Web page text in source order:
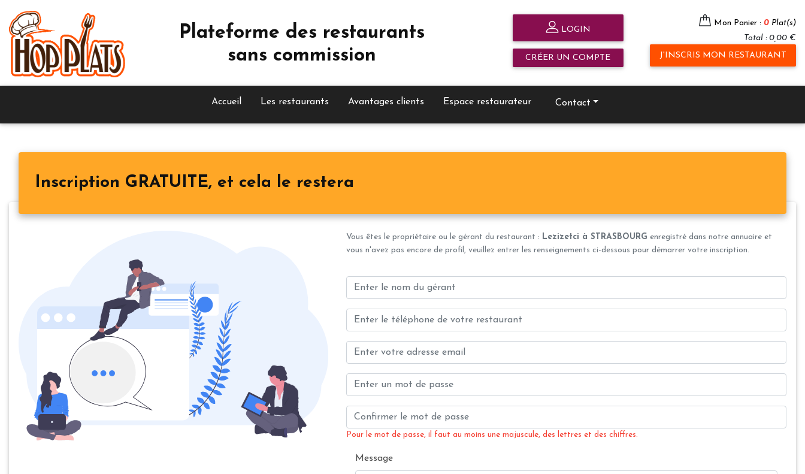
Plateforme des restaurants
sans commission
LOGIN
CRÉER UN COMPTE
Mon Panier : 0 Plat(s)
Total : 0,00 €
J'INSCRIS MON RESTAURANT
Accueil Les restaurants Avantages clients Espace restaurateur Contact
Inscription GRATUITE, et cela le restera
Vous êtes le propriétaire ou le gérant du restaurant : Lezizetci à STRASBOURG enregistré dans notre annuaire et
vous n'avez pas encore de profil, veuillez entrer les renseignements ci-dessous pour démarrer votre inscription.
Pour le mot de passe, il faut au moins une majuscule, des lettres et des chiffres.
Message